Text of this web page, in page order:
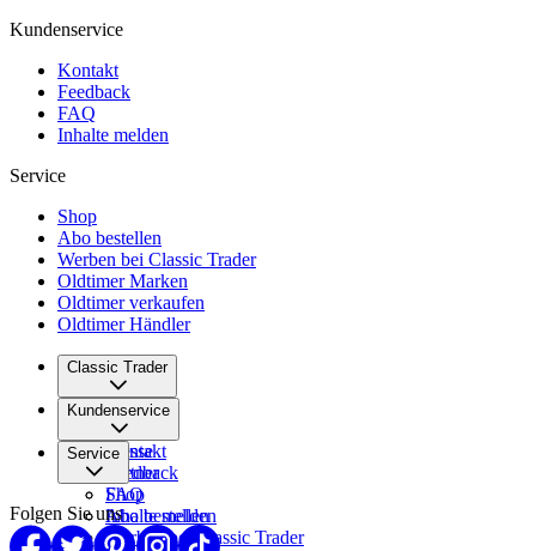
Kundenservice
Kontakt
Feedback
FAQ
Inhalte melden
Service
Shop
Abo bestellen
Werben bei Classic Trader
Oldtimer Marken
Oldtimer verkaufen
Oldtimer Händler
Classic Trader
Über uns
Karriere
Presse
Partner
Kundenservice
Kontakt
Feedback
FAQ
Inhalte melden
Service
Shop
Abo bestellen
Werben bei Classic Trader
Folgen Sie uns